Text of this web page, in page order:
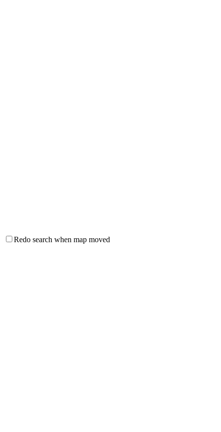
Redo search when map moved